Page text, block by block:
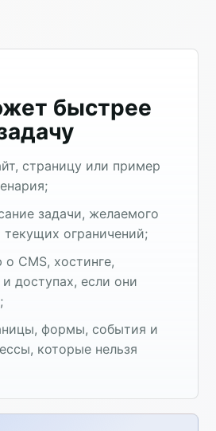
быстрее
страницу или пример
задачи, желаемого
текущих ограничений;
CMS, хостинге,
и доступах, если они
формы, события и
которые нельзя